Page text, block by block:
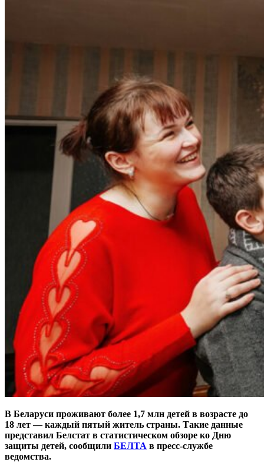
В Беларуси проживают более 1,7 млн детей в возрасте до
18 лет — каждый пятый житель страны. Такие данные
представил Белстат в статистическом обзоре ко Дню
защиты детей, сообщили БЕЛТА в пресс-службе
ведомства.